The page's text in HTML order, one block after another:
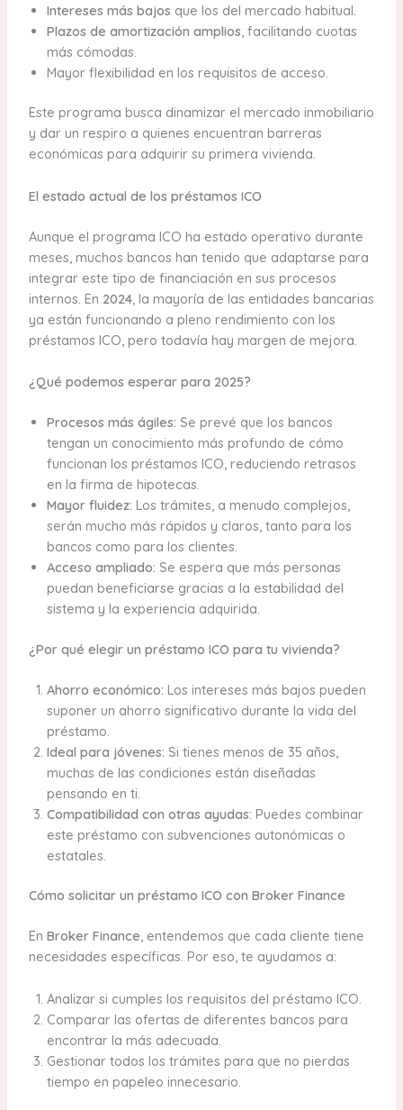
Intereses más bajos que los del mercado habitual.
Plazos de amortización amplios , facilitando cuotas
más cómodas.
Mayor flexibilidad en los requisitos de acceso.
Este programa busca dinamizar el mercado inmobiliario
y dar un respiro a quienes encuentran barreras
económicas para adquirir su primera vivienda.
El estado actual de los préstamos ICO
Aunque el programa ICO ha estado operativo durante
meses, muchos bancos han tenido que adaptarse para
integrar este tipo de financiación en sus procesos
internos. En 2024, la mayoría de las entidades bancarias
ya están funcionando a pleno rendimiento con los
préstamos ICO, pero todavía hay margen de mejora.
¿Qué podemos esperar para 2025?
Procesos más ágiles: Se prevé que los bancos
tengan un conocimiento más profundo de cómo
funcionan los préstamos ICO, reduciendo retrasos
en la firma de hipotecas.
Mayor fluidez: Los trámites, a menudo complejos,
serán mucho más rápidos y claros, tanto para los
bancos como para los clientes.
Acceso ampliado: Se espera que más personas
puedan beneficiarse gracias a la estabilidad del
sistema y la experiencia adquirida.
¿Por qué elegir un préstamo ICO para tu vivienda?
Ahorro económico: Los intereses más bajos pueden
suponer un ahorro significativo durante la vida del
préstamo.
Ideal para jóvenes: Si tienes menos de 35 años,
muchas de las condiciones están diseñadas
pensando en ti.
Compatibilidad con otras ayudas: Puedes combinar
este préstamo con subvenciones autonómicas o
estatales.
Cómo solicitar un préstamo ICO con Broker Finance
En Broker Finance, entendemos que cada cliente tiene
necesidades específicas. Por eso, te ayudamos a:
Analizar si cumples los requisitos del préstamo ICO.
Comparar las ofertas de diferentes bancos para
encontrar la más adecuada.
Gestionar todos los trámites para que no pierdas
tiempo en papeleo innecesario.